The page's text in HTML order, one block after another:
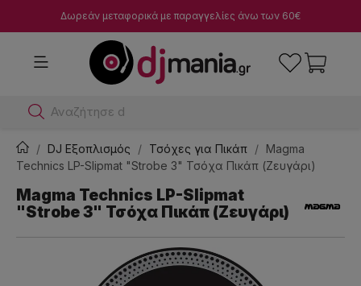
Δωρεάν μεταφορικά με παραγγελίες άνω των 60€
Αναζήτησε dj μίκτε
DJ Εξοπλισμός Τσόχες για Πικάπ
Magma
Technics LP-Slipmat "Strobe 3" Τσόχα Πικάπ (Ζευγάρι)
Magma Technics LP-Slipmat
"Strobe 3" Τσόχα Πικάπ (Ζευγάρι)